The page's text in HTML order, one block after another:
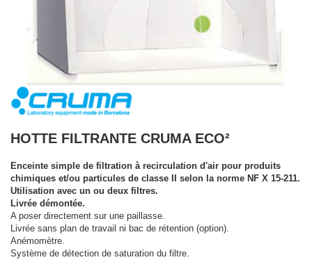
HOTTE FILTRANTE CRUMA ECO²
Enceinte simple de filtration à recirculation d'air pour produits
chimiques et/ou particules de classe II selon la norme NF X 15-211.
Utilisation avec un ou deux filtres.
Livrée démontée.
A poser directement sur une paillasse.
Livrée sans plan de travail ni bac de rétention (option).
Anémomètre.
Système de détection de saturation du filtre.